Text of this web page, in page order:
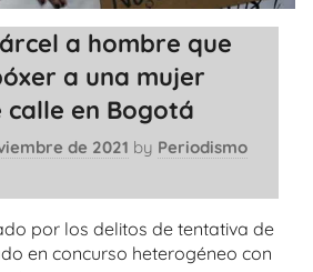
a hombre que
a una mujer
en Bogotá
de 2021 by Periodismo
por los delitos de tentativa de
en concurso heterogéneo con